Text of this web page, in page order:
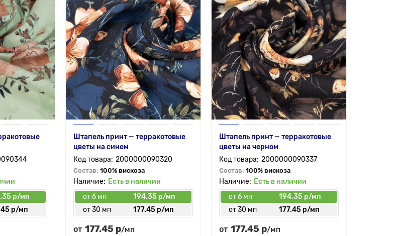
р/мп
р/мп
Штапель принт — терракотовые
цветы на синем
2000000090320
Состав: 100% вискоза
Есть в наличии
от 6 мп
194.35 р/мп
от 30 мп
177.45 р/мп
от 177.45 р/мп
Штапель принт — терракотовые
цветы на черном
2000000090337
Состав: 100% вискоза
Есть в наличии
от 6 мп
194.35 р/мп
от 30 мп
177.45 р/мп
от 177.45 р/мп